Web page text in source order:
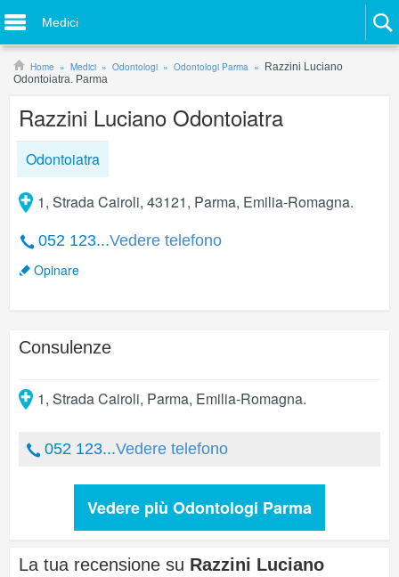
Medici
Home Medici Odontologi Odontologi Parma
Razzini Luciano
Odontoiatra. Parma
Razzini Luciano Odontoiatra
Odontoiatra
1, Strada Cairoli, 43121, Parma, Emilia-Romagna.
052 123...Vedere telefono
Opinare
Consulenze
1, Strada Cairoli, Parma, Emilia-Romagna.
052 123...Vedere telefono
Vedere più Odontologi Parma
La tua recensione su Razzini Luciano